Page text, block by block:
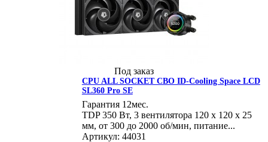
Под заказ
CPU ALL SOCKET СВО ID-Cooling Space LCD
SL360 Pro SE
Гарантия 12мес.
TDP 350 Вт, 3 вентилятора 120 х 120 х 25
мм, от 300 до 2000 об/мин, питание...
Артикул: 44031